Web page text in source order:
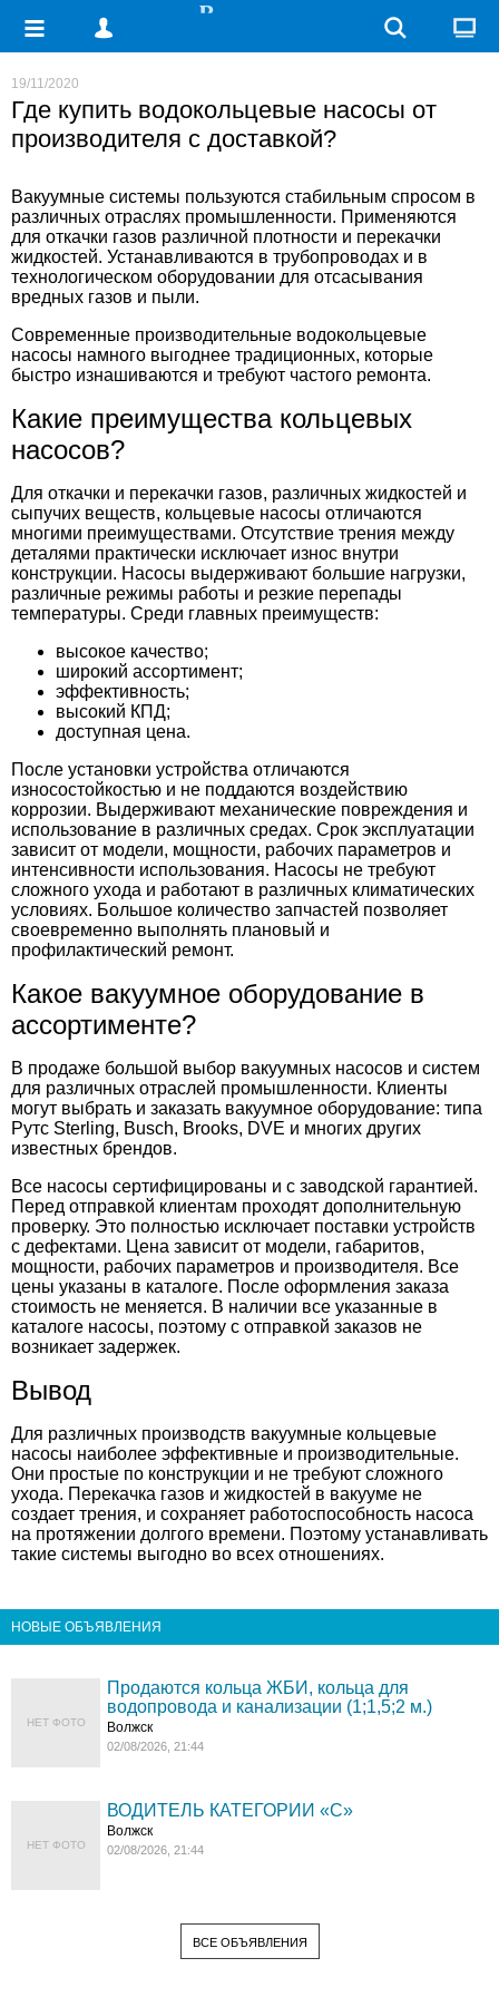
19/11/2020
Где купить водокольцевые насосы от
производителя с доставкой?
Вакуумные системы пользуются стабильным спросом в
различных отраслях промышленности. Применяются
для откачки газов различной плотности и перекачки
жидкостей. Устанавливаются в трубопроводах и в
технологическом оборудовании для отсасывания
вредных газов и пыли.
Современные производительные водокольцевые
насосы намного выгоднее традиционных, которые
быстро изнашиваются и требуют частого ремонта.
Какие преимущества кольцевых
насосов?
Для откачки и перекачки газов, различных жидкостей и
сыпучих веществ, кольцевые насосы отличаются
многими преимуществами. Отсутствие трения между
деталями практически исключает износ внутри
конструкции. Насосы выдерживают большие нагрузки,
различные режимы работы и резкие перепады
температуры. Среди главных преимуществ:
высокое качество;
широкий ассортимент;
эффективность;
высокий КПД;
доступная цена.
После установки устройства отличаются
износостойкостью и не поддаются воздействию
коррозии. Выдерживают механические повреждения и
использование в различных средах. Срок эксплуатации
зависит от модели, мощности, рабочих параметров и
интенсивности использования. Насосы не требуют
сложного ухода и работают в различных климатических
условиях. Большое количество запчастей позволяет
своевременно выполнять плановый и
профилактический ремонт.
Какое вакуумное оборудование в
ассортименте?
В продаже большой выбор вакуумных насосов и систем
для различных отраслей промышленности. Клиенты
могут выбрать и заказать вакуумное оборудование: типа
Рутс Sterling, Busch, Brooks, DVE и многих других
известных брендов.
Все насосы сертифицированы и с заводской гарантией.
Перед отправкой клиентам проходят дополнительную
проверку. Это полностью исключает поставки устройств
с дефектами. Цена зависит от модели, габаритов,
мощности, рабочих параметров и производителя. Все
цены указаны в каталоге. После оформления заказа
стоимость не меняется. В наличии все указанные в
каталоге насосы, поэтому с отправкой заказов не
возникает задержек.
Вывод
Для различных производств вакуумные кольцевые
насосы наиболее эффективные и производительные.
Они простые по конструкции и не требуют сложного
ухода. Перекачка газов и жидкостей в вакууме не
создает трения, и сохраняет работоспособность насоса
на протяжении долгого времени. Поэтому устанавливать
такие системы выгодно во всех отношениях.
НОВЫЕ ОБЪЯВЛЕНИЯ
НЕТ ФОТО
Продаются кольца ЖБИ, кольца для
водопровода и канализации (1;1,5;2 м.)
Волжск
02/08/2026, 21:44
НЕТ ФОТО
ВОДИТЕЛЬ КАТЕГОРИИ «C»
Волжск
02/08/2026, 21:44
ВСЕ ОБЪЯВЛЕНИЯ